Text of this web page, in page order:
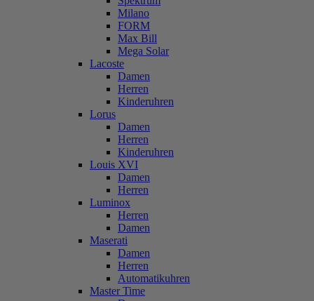
Milano
FORM
Max Bill
Mega Solar
Lacoste
Damen
Herren
Kinderuhren
Lorus
Damen
Herren
Kinderuhren
Louis XVI
Damen
Herren
Luminox
Herren
Damen
Maserati
Damen
Herren
Automatikuhren
Master Time